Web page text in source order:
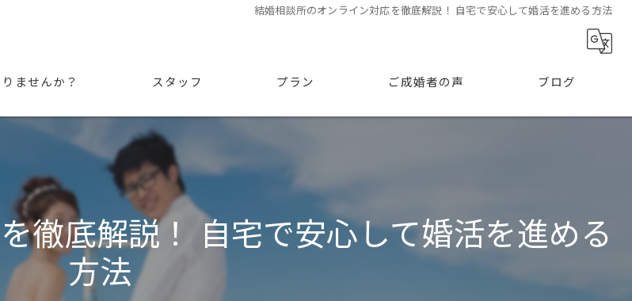
結婚相談所のオンライン対応を徹底解説！ 自宅で安心して婚活を進める方法
ませんか？ スタッフ プラン ご成婚者の声 ブログ
徹底解説！ 自宅で安心して婚活を進める
方法